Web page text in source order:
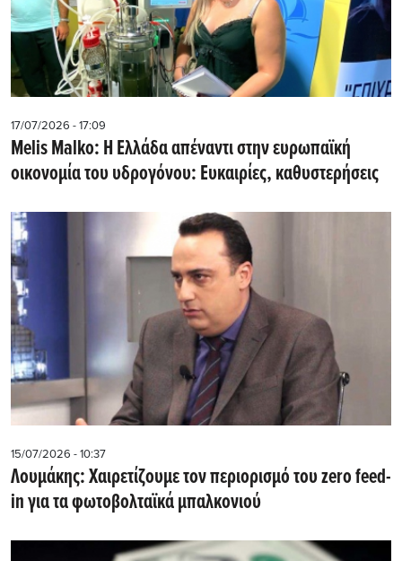
17/07/2026 - 17:09
Melis Malko: Η Ελλάδα απέναντι στην ευρωπαϊκή
οικονομία του υδρογόνου: Ευκαιρίες, καθυστερήσεις
15/07/2026 - 10:37
Λουμάκης: Xαιρετίζουμε τον περιορισμό του zero feed-
in για τα φωτοβολταϊκά μπαλκονιού